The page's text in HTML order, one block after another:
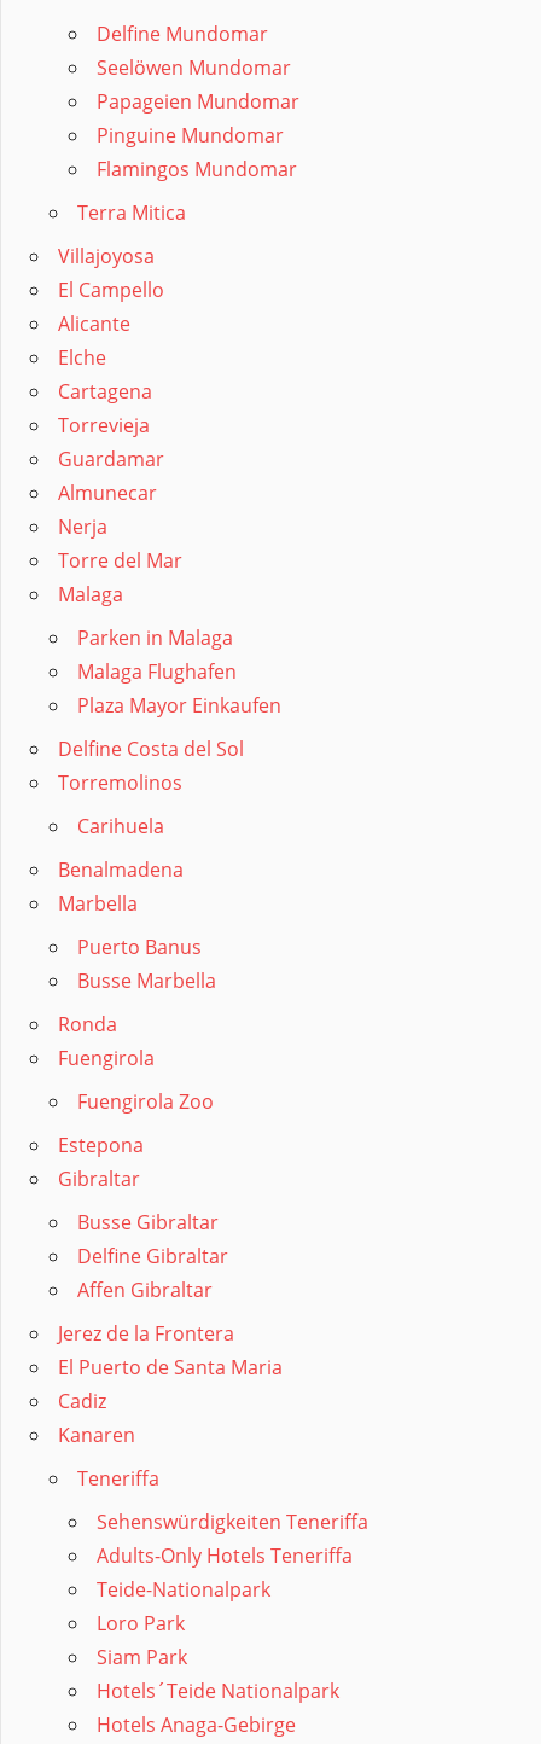
Delfine Mundomar
Seelöwen Mundomar
Papageien Mundomar
Pinguine Mundomar
Flamingos Mundomar
Terra Mitica
Villajoyosa
El Campello
Alicante
Elche
Cartagena
Torrevieja
Guardamar
Almunecar
Nerja
Torre del Mar
Malaga
Parken in Malaga
Malaga Flughafen
Plaza Mayor Einkaufen
Delfine Costa del Sol
Torremolinos
Carihuela
Benalmadena
Marbella
Puerto Banus
Busse Marbella
Ronda
Fuengirola
Fuengirola Zoo
Estepona
Gibraltar
Busse Gibraltar
Delfine Gibraltar
Affen Gibraltar
Jerez de la Frontera
El Puerto de Santa Maria
Cadiz
Kanaren
Teneriffa
Sehenswürdigkeiten Teneriffa
Adults-Only Hotels Teneriffa
Teide-Nationalpark
Loro Park
Siam Park
Hotels´Teide Nationalpark
Hotels Anaga-Gebirge